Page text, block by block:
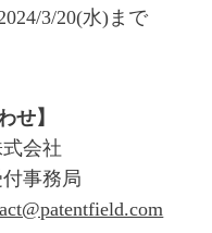
3/20(水)まで
せ】
式会社
付事務局